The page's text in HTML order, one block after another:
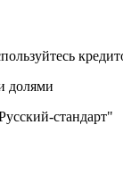
долями
стандарт"